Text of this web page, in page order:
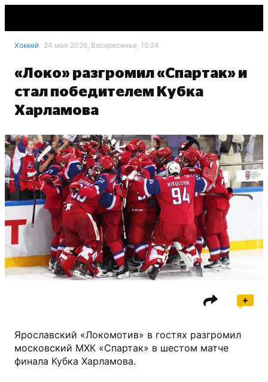
Хоккей 24 мая 2026, Воскресенье, 15:24
«Локо» разгромил «Спартак» и
стал победителем Кубка
Харламова
Ярослав Неелов, photo.khl.ru
Ярославский «Локомотив» в гостях разгромил
московский МХК «Спартак» в шестом матче
финала Кубка Харламова.